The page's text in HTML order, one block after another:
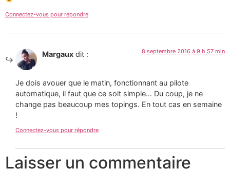
Connectez-vous pour répondre
Margaux dit : 8 septembre 2016 à 9 h 57 min
Je dois avouer que le matin, fonctionnant au pilote
automatique, il faut que ce soit simple… Du coup, je ne
change pas beaucoup mes topings. En tout cas en semaine
!
Connectez-vous pour répondre
Laisser un commentaire